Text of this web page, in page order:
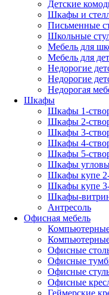
Детские
Шкафы и
Письменные
Школьные
Мебель для
Мебель для
Недорогие
Недорогие
Недорогая
Шкафы
Шкафы 1-
Шкафы 2-
Шкафы 3-
Шкафы 4-
Шкафы 5-
Шкафы
Шкафы купе 2-
Шкафы купе 3-
Шкафы-
Антресоль
Офисная мебель
Компьютерные
Офисные
Офисные
Офисные
Офисные
Геймерские